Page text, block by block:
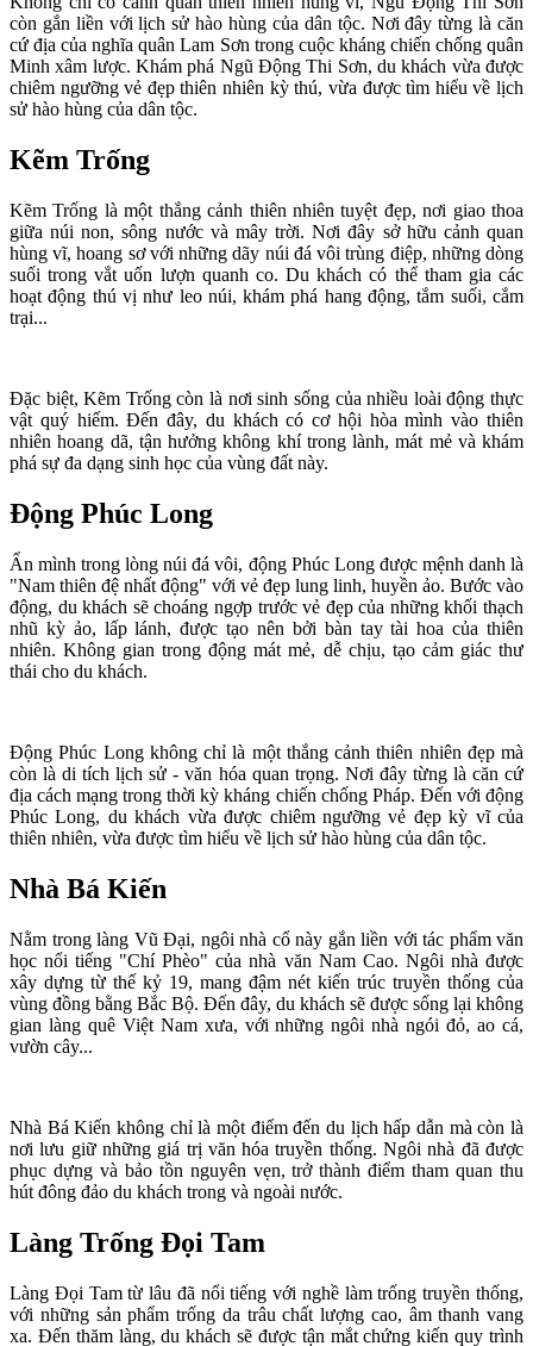
còn gắn liền với lịch sử hào hùng của dân tộc. Nơi đây từng là căn
cứ địa của nghĩa quân Lam Sơn trong cuộc kháng chiến chống quân
Minh xâm lược. Khám phá Ngũ Động Thi Sơn, du khách vừa được
chiêm ngưỡng vẻ đẹp thiên nhiên kỳ thú, vừa được tìm hiểu về lịch
sử hào hùng của dân tộc.
Kẽm Trống
Kẽm Trống là một thắng cảnh thiên nhiên tuyệt đẹp, nơi giao thoa
giữa núi non, sông nước và mây trời. Nơi đây sở hữu cảnh quan
hùng vĩ, hoang sơ với những dãy núi đá vôi trùng điệp, những dòng
suối trong vắt uốn lượn quanh co. Du khách có thể tham gia các
hoạt động thú vị như leo núi, khám phá hang động, tắm suối, cắm
trại...
Đặc biệt, Kẽm Trống còn là nơi sinh sống của nhiều loài động thực
vật quý hiếm. Đến đây, du khách có cơ hội hòa mình vào thiên
nhiên hoang dã, tận hưởng không khí trong lành, mát mẻ và khám
phá sự đa dạng sinh học của vùng đất này.
Động Phúc Long
Ẩn mình trong lòng núi đá vôi, động Phúc Long được mệnh danh là
"Nam thiên đệ nhất động" với vẻ đẹp lung linh, huyền ảo. Bước vào
động, du khách sẽ choáng ngợp trước vẻ đẹp của những khối thạch
nhũ kỳ ảo, lấp lánh, được tạo nên bởi bàn tay tài hoa của thiên
nhiên. Không gian trong động mát mẻ, dễ chịu, tạo cảm giác thư
thái cho du khách.
Động Phúc Long không chỉ là một thắng cảnh thiên nhiên đẹp mà
còn là di tích lịch sử - văn hóa quan trọng. Nơi đây từng là căn cứ
địa cách mạng trong thời kỳ kháng chiến chống Pháp. Đến với động
Phúc Long, du khách vừa được chiêm ngưỡng vẻ đẹp kỳ vĩ của
thiên nhiên, vừa được tìm hiểu về lịch sử hào hùng của dân tộc.
Nhà Bá Kiến
Nằm trong làng Vũ Đại, ngôi nhà cổ này gắn liền với tác phẩm văn
học nổi tiếng "Chí Phèo" của nhà văn Nam Cao. Ngôi nhà được
xây dựng từ thế kỷ 19, mang đậm nét kiến trúc truyền thống của
vùng đồng bằng Bắc Bộ. Đến đây, du khách sẽ được sống lại không
gian làng quê Việt Nam xưa, với những ngôi nhà ngói đỏ, ao cá,
vườn cây...
Nhà Bá Kiến không chỉ là một điểm đến du lịch hấp dẫn mà còn là
nơi lưu giữ những giá trị văn hóa truyền thống. Ngôi nhà đã được
phục dựng và bảo tồn nguyên vẹn, trở thành điểm tham quan thu
hút đông đảo du khách trong và ngoài nước.
Làng Trống Đọi Tam
Làng Đọi Tam từ lâu đã nổi tiếng với nghề làm trống truyền thống,
với những sản phẩm trống da trâu chất lượng cao, âm thanh vang
xa. Đến thăm làng, du khách sẽ được tận mắt chứng kiến quy trình